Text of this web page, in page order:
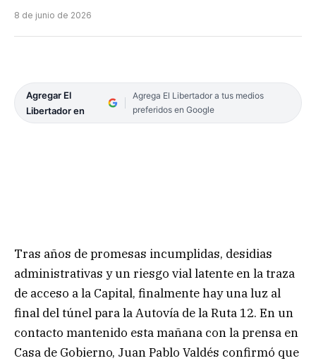
8 de junio de 2026
Agregar El
Libertador en
Agrega El Libertador a tus medios
preferidos en Google
Tras años de promesas incumplidas, desidias
administrativas y un riesgo vial latente en la traza
de acceso a la Capital, finalmente hay una luz al
final del túnel para la Autovía de la Ruta 12. En un
contacto mantenido esta mañana con la prensa en
Casa de Gobierno, Juan Pablo Valdés confirmó que